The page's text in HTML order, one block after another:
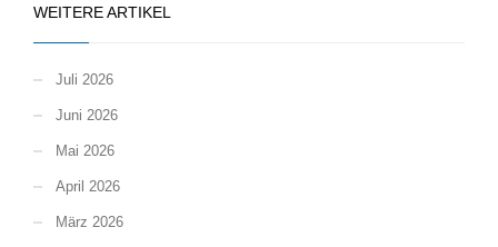
WEITERE ARTIKEL
Juli 2026
Juni 2026
Mai 2026
April 2026
März 2026